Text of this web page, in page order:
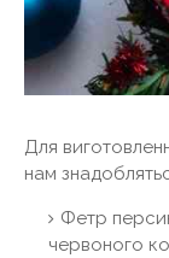
Для
нам
Фетр
червоного